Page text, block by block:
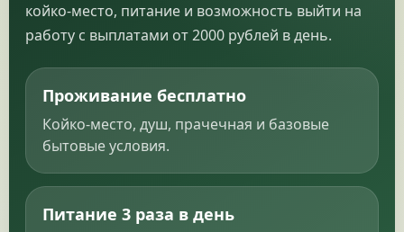
койко-место, питание и возможность выйти на
работу с выплатами от 2000 рублей в день.
Проживание бесплатно
Койко-место, душ, прачечная и базовые
бытовые условия.
Питание 3 раза в день